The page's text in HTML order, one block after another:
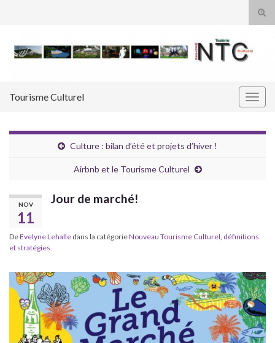
Tourisme Culturel
Culture : bilan d’été et projets d’hiver !
Airbnb et le Tourisme Culturel
NOV
11
Jour de marché!
DeEvelyne Lehalle dans la catégorieNouveau Tourisme Culturel, définitions
et stratégies